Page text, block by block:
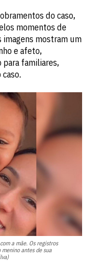
do caso,
momentos de
mostram um
e afeto,
para familiares,
a mãe. Os registros
antes de sua